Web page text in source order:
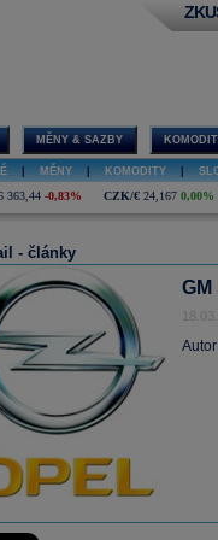
MĚNY & SAZBY
MĚNY KOMODITY
363,44 -0,83% CZK/€ 24,167 0,00%
- články
GM